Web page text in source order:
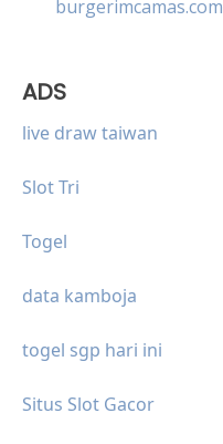
burgerimcamas.com
ADS
live draw taiwan
Slot Tri
Togel
data kamboja
togel sgp hari ini
Situs Slot Gacor